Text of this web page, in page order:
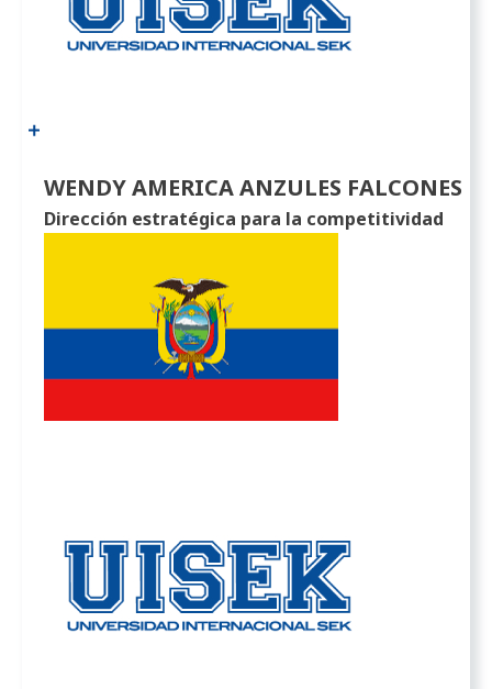
WENDY AMERICA ANZULES FALCONES
Dirección estratégica para la competitividad